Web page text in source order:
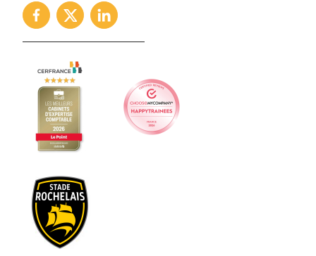
Facebook
TwitterLinkedin